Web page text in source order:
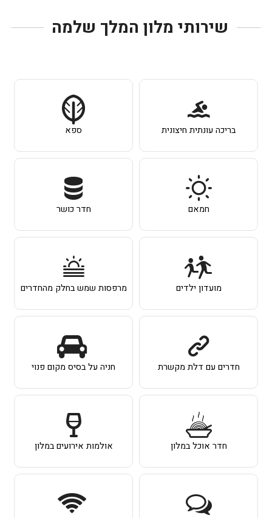
שירותי מלון המלך שלמה
בריכה עונתית חיצונית ספא
חמאם חדר כושר
מועדון ילדים מרפסות שמש בחלק מהחדרים
חדרים עם דלת מקשרת חניה על בסיס מקום פנוי
חדר אוכל במלון אולמות אירועים במלון